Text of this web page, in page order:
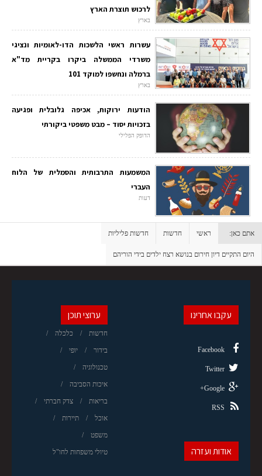
לרכוש תוצרת הארץ
בארץ
עשרות ראשי הלשכות הדו-לאומיות ונציגי
משרדי הממשלה ביקרו בקריית מד"א
ברמלה ונחשפו למוקד 101
בארץ
הודעות ירוקות, אכיפה גלובלית ופגיעה
בזכויות יסוד – מבט משפטי ביקורתי
הדופק הפלילי
המשמעות התרבותית והסמלית של הלוח
העברי
דעות
אתם כאן: ראשי חדשות חדשות פליליות
היום התקיים דיון חירום בנושא רצח ילדים בידי הוריהם
ערוצי תוכן
חדשות כלכלה
בידור יופי
טכנולוגיה
איכות הסביבה
בריאות צדק חברתי
אוכל תיירות
משפט
טיולי משפחות לחו"ל
עקבו אחרינו
Facebook
Twitter
Google+
RSS
אודות ועזרה